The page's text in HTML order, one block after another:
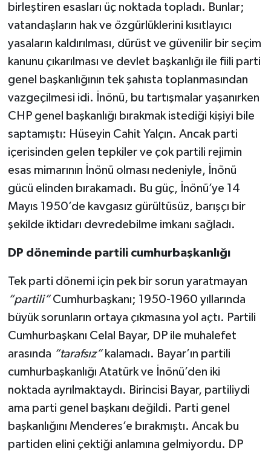
birleştiren esasları üç noktada topladı. Bunlar;
vatandaşların hak ve özgürlüklerini kısıtlayıcı
yasaların kaldırılması, dürüst ve güvenilir bir seçim
kanunu çıkarılması ve devlet başkanlığı ile fiili parti
genel başkanlığının tek şahısta toplanmasından
vazgeçilmesi idi. İnönü, bu tartışmalar yaşanırken
CHP genel başkanlığı bırakmak istediği kişiyi bile
saptamıştı: Hüseyin Cahit Yalçın. Ancak parti
içerisinden gelen tepkiler ve çok partili rejimin
esas mimarının İnönü olması nedeniyle, İnönü
gücü elinden bırakamadı. Bu güç, İnönü’ye 14
Mayıs 1950’de kavgasız gürültüsüz, barışçı bir
şekilde iktidarı devredebilme imkanı sağladı.
DP döneminde partili cumhurbaşkanlığı
Tek parti dönemi için pek bir sorun yaratmayan
“partili”Cumhurbaşkanı; 1950-1960 yıllarında
büyük sorunların ortaya çıkmasına yol açtı. Partili
Cumhurbaşkanı Celal Bayar, DP ile muhalefet
arasında “tarafsız”kalamadı. Bayar’ın partili
cumhurbaşkanlığı Atatürk ve İnönü’den iki
noktada ayrılmaktaydı. Birincisi Bayar, partiliydi
ama parti genel başkanı değildi. Parti genel
başkanlığını Menderes’e bırakmıştı. Ancak bu
partiden elini çektiği anlamına gelmiyordu. DP